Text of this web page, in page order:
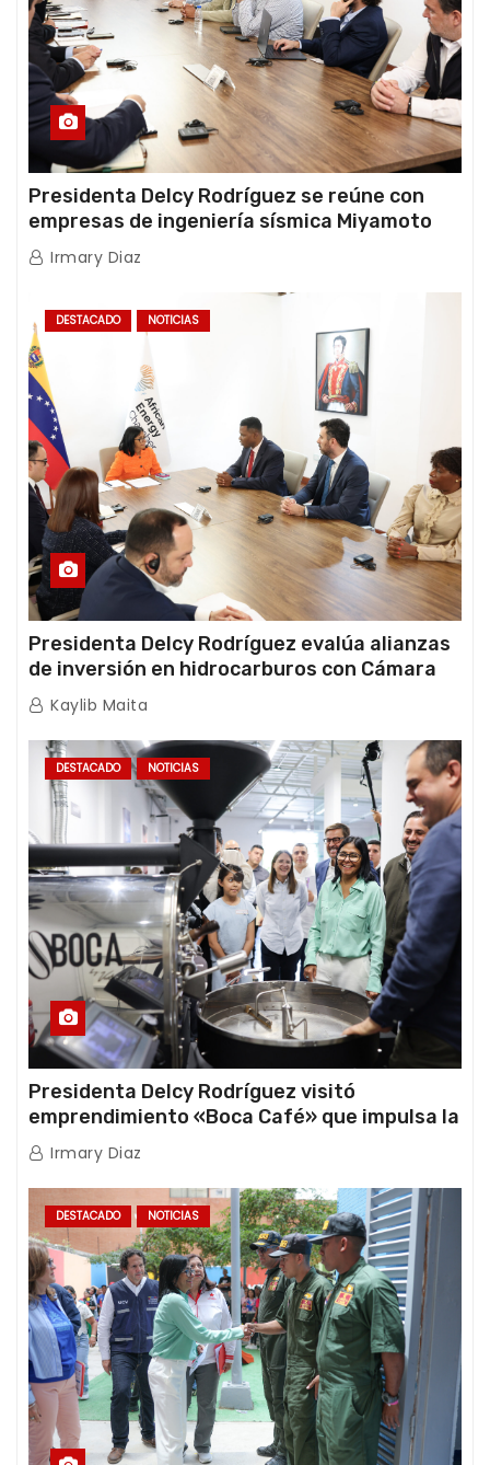
Presidenta Delcy Rodríguez se reúne con
empresas de ingeniería sísmica Miyamoto
International y TFI Solutions
Irmary Diaz
DESTACADO NOTICIAS
Presidenta Delcy Rodríguez evalúa alianzas
de inversión en hidrocarburos con Cámara
Africana de Energía
Kaylib Maita
DESTACADO NOTICIAS
Presidenta Delcy Rodríguez visitó
emprendimiento «Boca Café» que impulsa la
producción nacional hacia mercados
internacionales
Irmary Diaz
DESTACADO NOTICIAS